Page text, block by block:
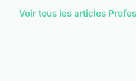
Voir tous les articles